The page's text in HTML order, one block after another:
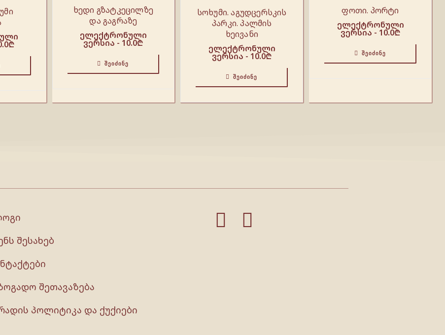
₾
ხედი გზატკეცილზე
და გაგრაზე
ელექტრონული
ვერსია - 10.0₾
ᲨᲔᲘᲫᲘᲜᲔ
სოხუმი. აგუდცერსკის
პარკი. პალმის
ხეივანი
ელექტრონული
ვერსია - 10.0₾
ᲨᲔᲘᲫᲘᲜᲔ
ფოთი. პორტი
ელექტრონული
ვერსია - 10.0₾
ᲨᲔᲘᲫᲘᲜᲔ
შესახებ
შეთავაზება
პოლიტიკა და ქუქიები